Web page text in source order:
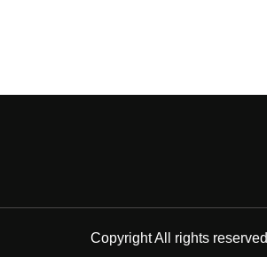
Copyright All rights reserved